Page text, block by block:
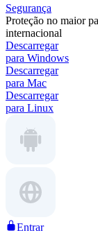
Segurança
Proteção no maior
internacional
Descarregar
para Windows
Descarregar
para Mac
Descarregar
para Linux
Entrar